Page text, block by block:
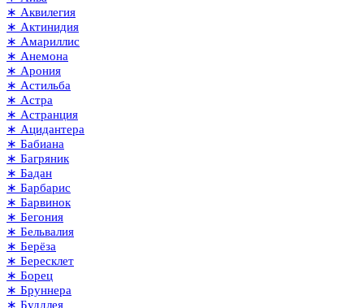
∗ Аквилегия
∗ Актинидия
∗ Амариллис
∗ Анемона
∗ Арония
∗ Астильба
∗ Астра
∗ Астранция
∗ Ацидантера
∗ Бабиана
∗ Багряник
∗ Бадан
∗ Барбарис
∗ Барвинок
∗ Бегония
∗ Бельвалия
∗ Берёза
∗ Бересклет
∗ Борец
∗ Бруннера
∗ Буддлея